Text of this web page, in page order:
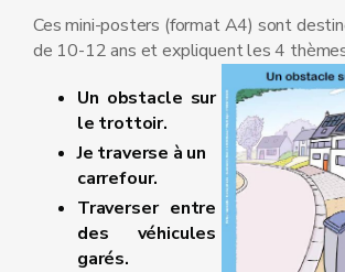
Ces mini-posters (format A4) sont
de 10-12 ans et expliquent les 4
Un obstacle sur
le trottoir.
Je traverse à un
carrefour.
Traverser entre
des véhicules
garés.